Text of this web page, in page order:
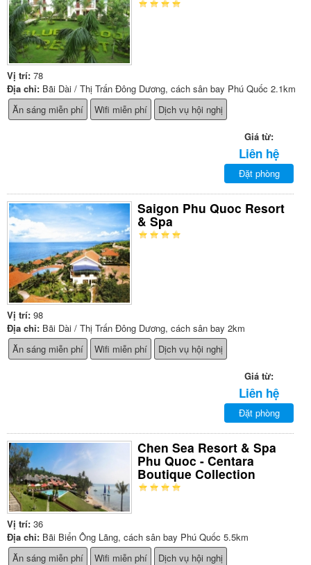
Vị trí: 78
Địa chỉ: Bãi Dài / Thị Trấn Đông Dương, cách sân bay Phú Quốc 2.1km
Ăn sáng miễn phí
Wifi miễn phí Dịch vụ hội nghị
Giá từ:
Liên hệ
Đặt phòng
Saigon Phu Quoc Resort
& Spa
Vị trí: 98
Địa chỉ: Bãi Dài / Thị Trấn Đông Dương, cách sân bay 2km
Ăn sáng miễn phí
Wifi miễn phí Dịch vụ hội nghị
Giá từ:
Liên hệ
Đặt phòng
Chen Sea Resort & Spa
Phu Quoc - Centara
Boutique Collection
Vị trí: 36
Địa chỉ: Bãi Biển Ông Lãng, cách sân bay Phú Quốc 5.5km
Ăn sáng miễn phí
Wifi miễn phí Dịch vụ hội nghị